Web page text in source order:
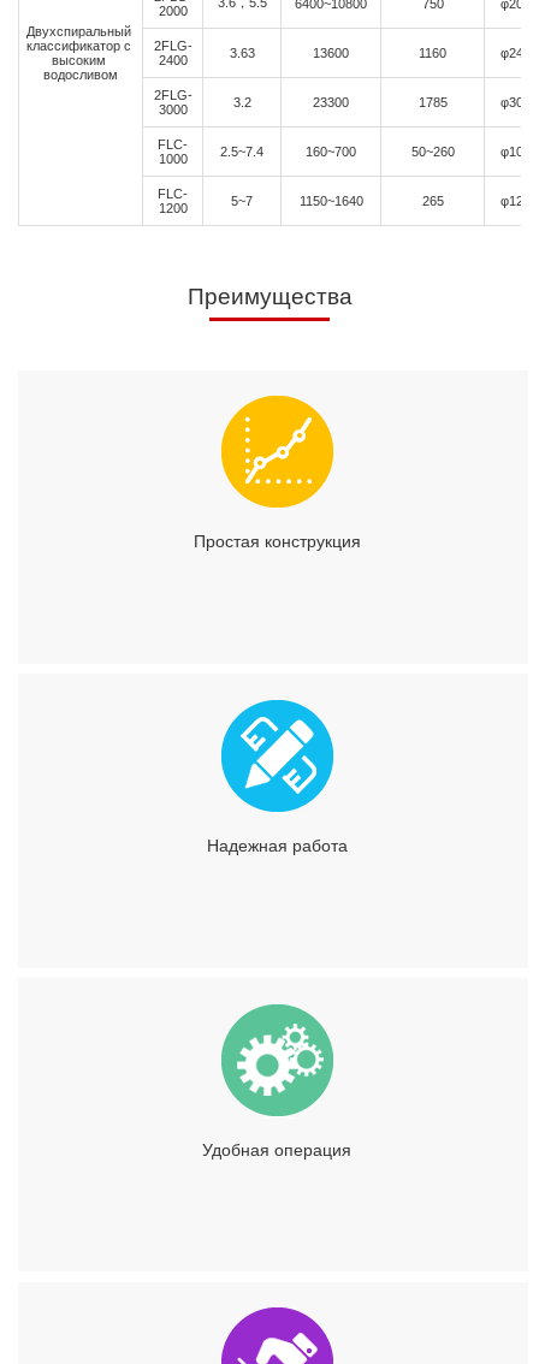
Двухспиральный
классификатор с
высоким
водосливом
2000
6400~10800 750 φ2000
2FLG-
2400
3.63 13600 1160 φ2400
2FLG-
3000
3.2 23300 1785 φ3000
FLC-
1000
2.5~7.4 160~700 50~260 φ1000
FLC-
1200
5~7 1150~1640 265 φ1200
Преимущества
Простая конструкция
Надежная работа
Удобная операция